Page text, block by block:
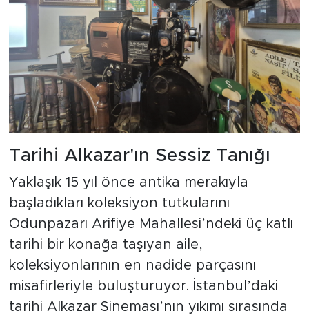
Tarihi Alkazar'ın Sessiz Tanığı
Yaklaşık 15 yıl önce antika merakıyla
başladıkları koleksiyon tutkularını
Odunpazarı Arifiye Mahallesi’ndeki üç katlı
tarihi bir konağa taşıyan aile,
koleksiyonlarının en nadide parçasını
misafirleriyle buluşturuyor. İstanbul’daki
tarihi Alkazar Sineması’nın yıkımı sırasında